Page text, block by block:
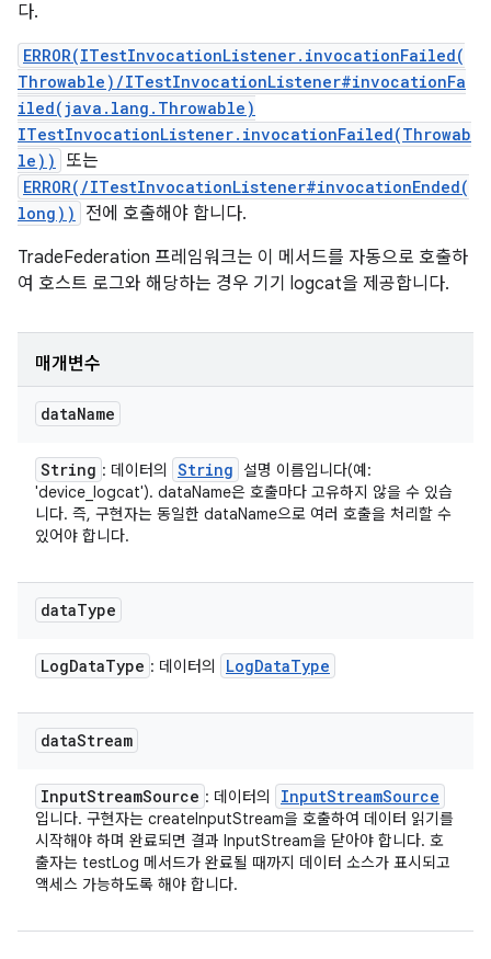
다.
ERROR(ITestInvocationListener.invocationFailed(
Throwable)/ITestInvocationListener#invocationFa
iled(java.lang.Throwable)
ITestInvocationListener.invocationFailed(Throwab
le))
또는
ERROR(/ITestInvocationListener#invocationEnded(
long))
전에 호출해야 합니다.
TradeFederation 프레임워크는 이 메서드를 자동으로 호출하
여 호스트 로그와 해당하는 경우 기기 logcat을 제공합니다.
매개변수
dataName
String : 데이터의 String
설명 이름입니다(예:
'device_logcat'). dataName은 호출마다 고유하지 않을 수 있습
니다. 즉, 구현자는 동일한 dataName으로 여러 호출을 처리할 수
있어야 합니다.
dataType
LogDataType : 데이터의 LogDataType
dataStream
InputStreamSource : 데이터의 InputStreamSource
입니다. 구현자는 createInputStream을 호출하여 데이터 읽기를
시작해야 하며 완료되면 결과 InputStream을 닫아야 합니다. 호
출자는 testLog 메서드가 완료될 때까지 데이터 소스가 표시되고
액세스 가능하도록 해야 합니다.